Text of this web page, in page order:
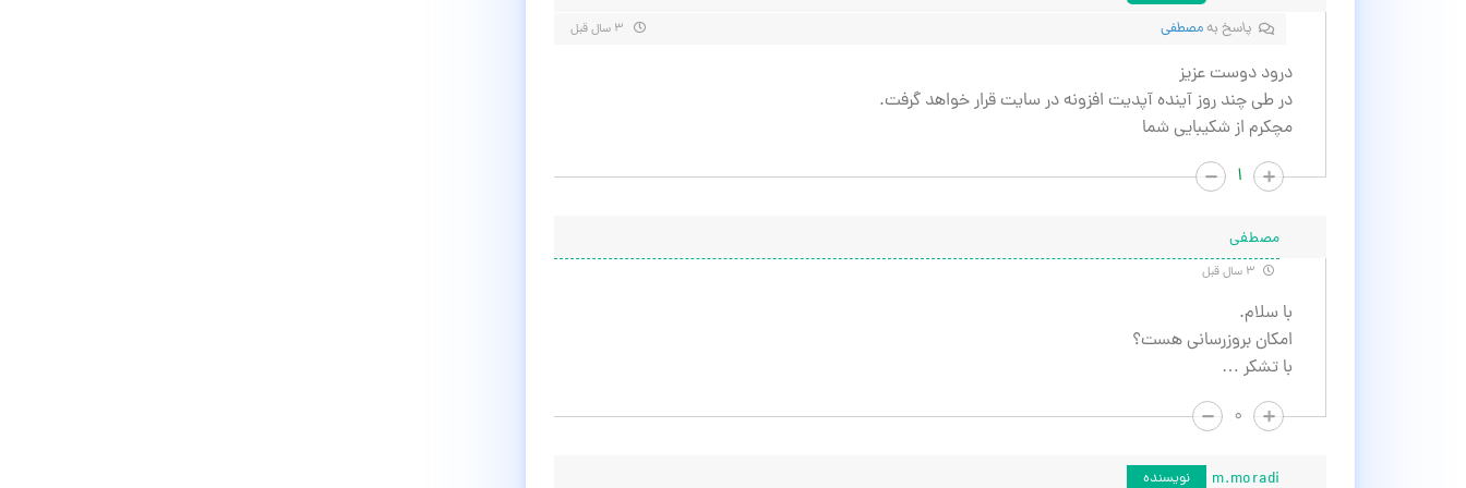
پاسخ بهمصطفی
درود دوست عزیز
در طی چند روز آینده آپدیت افزونه در سایت قرار خواهد گرفت.
مچکرم از شکیبایی شما
۱
مصطفی
با سلام.
امکان بروزرسانی هست؟
با تشکر …
۰
m.moradi نویسنده